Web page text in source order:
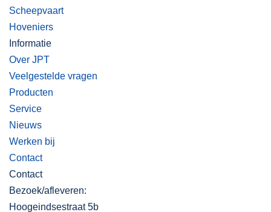
Scheepvaart
Hoveniers
Informatie
Over JPT
Veelgestelde vragen
Producten
Service
Nieuws
Werken bij
Contact
Contact
Bezoek/afleveren:
Hoogeindsestraat 5b